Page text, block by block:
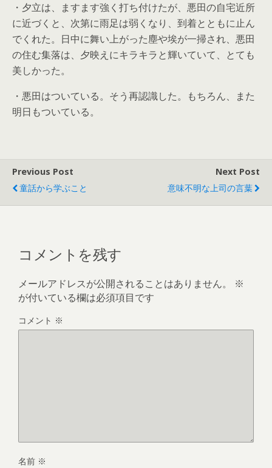
・夕立は、ますます強く打ち付けたが、悪田の自宅近所
に近づくと、次第に雨足は弱くなり、到着とともに止ん
でくれた。日中に舞い上がった塵や埃が一掃され、悪田
の住む集落は、夕映えにキラキラと輝いていて、とても
美しかった。
・悪田はついている。そう再認識した。もちろん、また
明日もついている。
Previous Post
童話から学ぶこと
Next Post
意味不明な上司の言葉
コメントを残す
メールアドレスが公開されることはありません。
※
が付いている欄は必須項目です
コメント ※
名前 ※